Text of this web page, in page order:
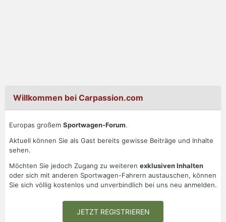
Willkommen bei Carpassion.com
Europas großem Sportwagen-Forum.
Aktuell können Sie als Gast bereits gewisse Beiträge und Inhalte
sehen.
Möchten Sie jedoch Zugang zu weiteren exklusiven Inhalten
oder sich mit anderen Sportwagen-Fahrern austauschen, können
Sie sich völlig kostenlos und unverbindlich bei uns neu anmelden.
JETZT REGISTRIEREN